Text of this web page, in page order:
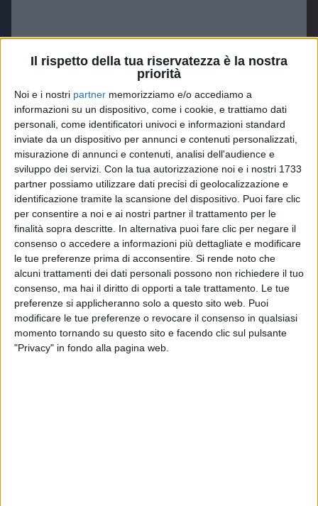
Il rispetto della tua riservatezza è la nostra
priorità
Noi e i nostri partner memorizziamo e/o accediamo a
informazioni su un dispositivo, come i cookie, e trattiamo dati
personali, come identificatori univoci e informazioni standard
inviate da un dispositivo per annunci e contenuti personalizzati,
misurazione di annunci e contenuti, analisi dell'audience e
sviluppo dei servizi. Con la tua autorizzazione noi e i nostri 1733
partner possiamo utilizzare dati precisi di geolocalizzazione e
identificazione tramite la scansione del dispositivo. Puoi fare clic
per consentire a noi e ai nostri partner il trattamento per le
finalità sopra descritte. In alternativa puoi fare clic per negare il
consenso o accedere a informazioni più dettagliate e modificare
le tue preferenze prima di acconsentire. Si rende noto che
alcuni trattamenti dei dati personali possono non richiedere il tuo
consenso, ma hai il diritto di opporti a tale trattamento. Le tue
preferenze si applicheranno solo a questo sito web. Puoi
modificare le tue preferenze o revocare il consenso in qualsiasi
momento tornando su questo sito e facendo clic sul pulsante
"Privacy" in fondo alla pagina web.
Visualizza questo post su Instagram
Un post condiviso da Brunori Sas (@brunorisas)